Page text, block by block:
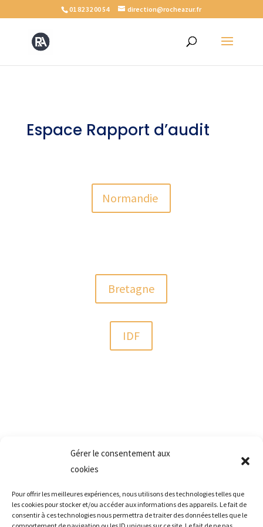
Gérer le consentement aux
cookies
Pour offrir les meilleures expériences, nous utilisons des technologies telles que
les cookies pour stocker et/ou accéder aux informations des appareils. Le fait de
consentir à ces technologies nous permettra de traiter des données telles que le
01 82 32 00 54 direction@rocheazur.fr
Espace Rapport d’audit
Normandie
Bretagne
IDF
Espace Rapport travaux
de vitrerie
Cliquez ici pour accéder au rapport